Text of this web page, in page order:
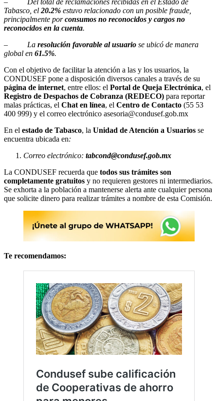
Tabasco, el 20.2% estuvo relacionado con un posible fraude,
principalmente porconsumos no reconocidos y cargos no
reconocidos en la cuenta.
– La resolución favorable al usuario se ubicó de manera
global en 61.5%.
Con el objetivo de facilitar la atención a las y los usuarios, la
CONDUSEF pone a disposición diversos canales a través de su
página de internet, entre ellos: el Portal de Queja Electrónica, el
Registro de Despachos de Cobranza (REDECO) para reportar
malas prácticas, el Chat en línea, el Centro de Contacto (55 53
400 999) y el correo electrónico asesoria@condusef.gob.mx
En el estado de Tabasco, la Unidad de Atención a Usuarios se
encuentra ubicada en:
Correo electrónico: tabcond@condusef.gob.mx
La CONDUSEF recuerda que todos sus trámites son
completamente gratuitos y no requieren gestores ni intermediarios.
Se exhorta a la población a mantenerse alerta ante cualquier persona
que solicite dinero para realizar trámites a nombre de esta Comisión.
Te recomendamos: